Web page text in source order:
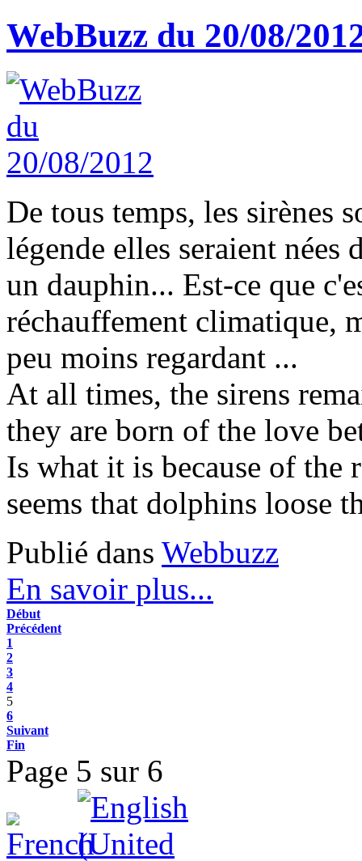
WebBuzz du 20/08/
De tous temps, les sirènes
légende elles seraient nées
un dauphin... Est-ce que
réchauffement climatique,
peu moins regardant ...
At all times, the sirens
they are born of the love
Is what it is because of
seems that dolphins loose
Publié dans Webbuzz
En savoir plus...
Début
Précédent
1
2
3
4
5
6
Suivant
Fin
Page 5 sur 6